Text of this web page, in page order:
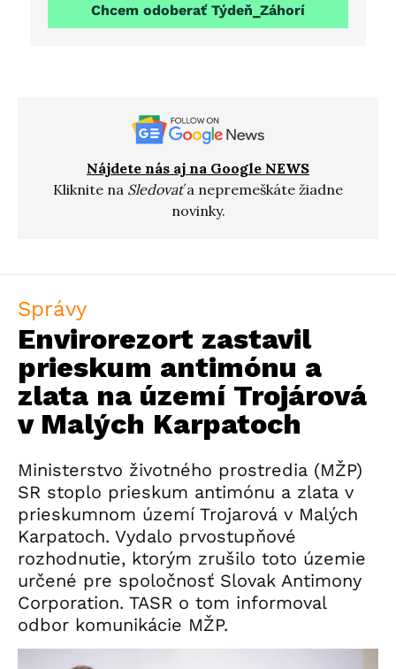
Chcem odoberať Týdeň_Záhorí
Nájdete nás aj na Google NEWS
Kliknite na Sledovaťa nepremeškáte žiadne
novinky.
Správy
Envirorezort zastavil
prieskum antimónu a
zlata na území Trojárová
v Malých Karpatoch
Ministerstvo životného prostredia (MŽP)
SR stoplo prieskum antimónu a zlata v
prieskumnom území Trojarová v Malých
Karpatoch. Vydalo prvostupňové
rozhodnutie, ktorým zrušilo toto územie
určené pre spoločnosť Slovak Antimony
Corporation. TASR o tom informoval
odbor komunikácie MŽP.